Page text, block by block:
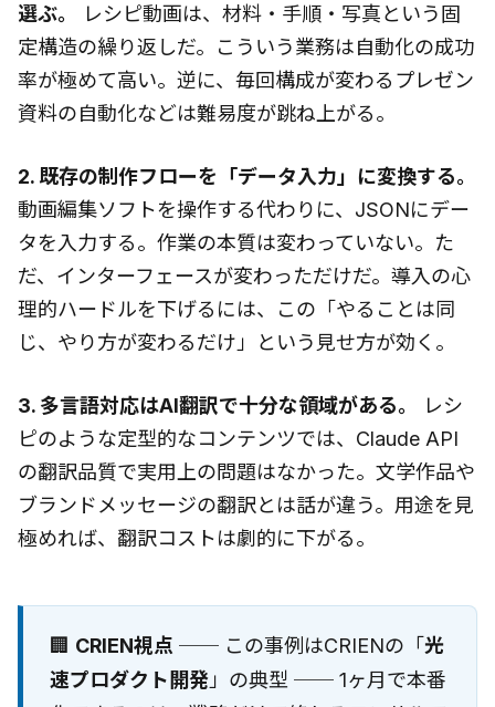
選ぶ。
レシピ動画は、材料・手順・写真という固
定構造の繰り返しだ。こういう業務は自動化の成功
率が極めて高い。逆に、毎回構成が変わるプレゼン
資料の自動化などは難易度が跳ね上がる。
2. 既存の制作フローを「データ入力」に変換する。
動画編集ソフトを操作する代わりに、JSONにデー
タを入力する。作業の本質は変わっていない。た
だ、インターフェースが変わっただけだ。導入の心
理的ハードルを下げるには、この「やることは同
じ、やり方が変わるだけ」という見せ方が効く。
3. 多言語対応はAI翻訳で十分な領域がある。
レシ
ピのような定型的なコンテンツでは、Claude API
の翻訳品質で実用上の問題はなかった。文学作品や
ブランドメッセージの翻訳とは話が違う。用途を見
極めれば、翻訳コストは劇的に下がる。
🏢 CRIEN視点 ── この事例はCRIENの「光
速プロダクト開発 」の典型 ── 1ヶ月で本番